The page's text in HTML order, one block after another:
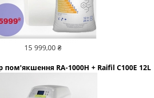
15 999,00 ₴
пом'якшення RA-1000Н + Raifil C100E 12L